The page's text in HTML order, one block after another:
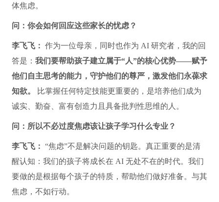
体焦虑。
问：你会如何回应这些家长的忧虑？
李飞飞： 作为一位母亲，同时也作为 AI 研究者，我的回
答是： 我们要帮助孩子建立属于“人”的核心优势——赋予
他们自主思考的能力，守护他们的尊严，激发他们永葆求
知欲。
比掌握任何特定技能更重要的，是培养他们成为
诚实、勤奋、富有创造力且具备批判性思维的人。
问：所以不必过度焦虑该让孩子学习什么专业？
李飞飞： “焦虑”不是解决问题的钥匙。真正重要的是清
醒认知：我们的孩子将成长在 AI 无处不在的时代。我们
要做的是根据每个孩子的特质，帮助他们做好准备。与其
焦虑，不如行动。